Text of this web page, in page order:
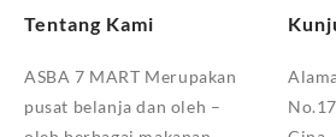
Tentang Kami
ASBA 7 MART Merupakan
pusat belanja dan oleh –